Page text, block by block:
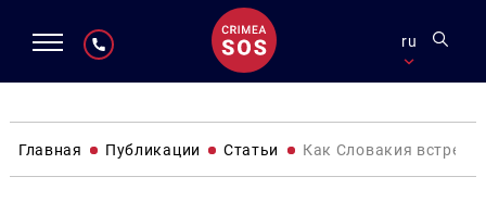
ru
Главная Публикации Статьи Как Словакия